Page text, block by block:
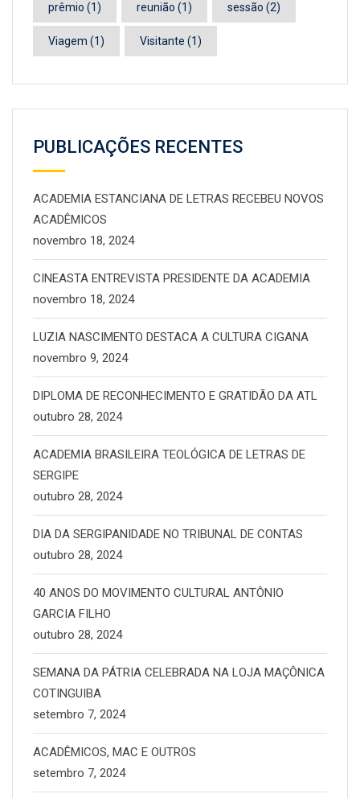
prêmio (1) reunião (1) sessão (2)
Viagem (1) Visitante (1)
PUBLICAÇÕES RECENTES
ACADEMIA ESTANCIANA DE LETRAS RECEBEU NOVOS
ACADÊMICOS
novembro 18, 2024
CINEASTA ENTREVISTA PRESIDENTE DA ACADEMIA
novembro 18, 2024
LUZIA NASCIMENTO DESTACA A CULTURA CIGANA
novembro 9, 2024
DIPLOMA DE RECONHECIMENTO E GRATIDÃO DA ATL
outubro 28, 2024
ACADEMIA BRASILEIRA TEOLÓGICA DE LETRAS DE
SERGIPE
outubro 28, 2024
DIA DA SERGIPANIDADE NO TRIBUNAL DE CONTAS
outubro 28, 2024
40 ANOS DO MOVIMENTO CULTURAL ANTÔNIO
GARCIA FILHO
outubro 28, 2024
SEMANA DA PÁTRIA CELEBRADA NA LOJA MAÇÔNICA
COTINGUIBA
setembro 7, 2024
ACADÊMICOS, MAC E OUTROS
setembro 7, 2024